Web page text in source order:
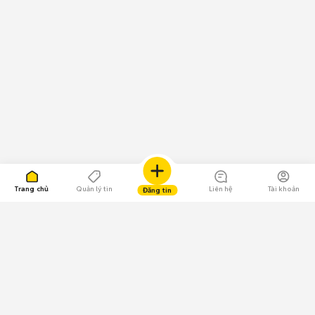
Trang chủ Quản lý tin Đăng tin Liên hệ Tài khoản